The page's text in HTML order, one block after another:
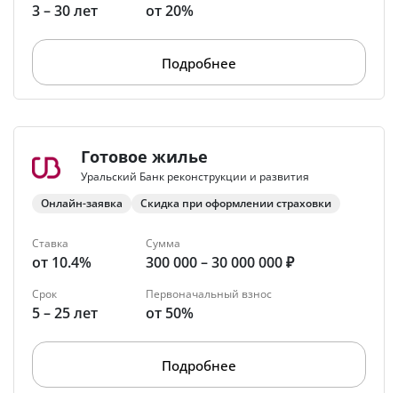
3 – 30 лет от 20%
Подробнее
Готовое жилье
Уральский Банк реконструкции и развития
Онлайн-заявка
Скидка при оформлении страховки
Ставка
от 10.4%
Сумма
300 000 – 30 000 000 ₽
Срок
5 – 25 лет
Первоначальный взнос
от 50%
Подробнее